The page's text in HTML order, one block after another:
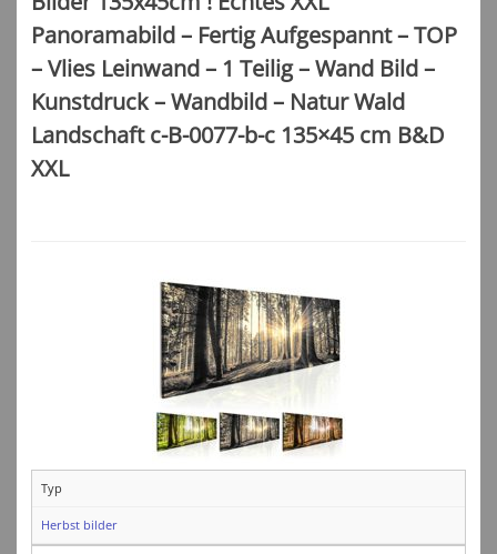
Panoramabild – Fertig Aufgespannt – TOP
– Vlies Leinwand – 1 Teilig – Wand Bild –
Kunstdruck – Wandbild – Natur Wald
Landschaft c-B-0077-b-c 135×45 cm B&D
XXL
Typ
Herbst bilder